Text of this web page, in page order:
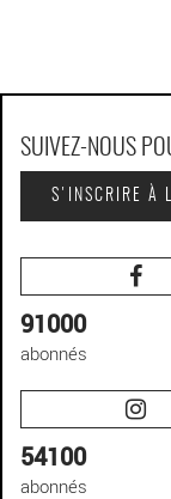
SUIVEZ-NOUS
S'INSCRIRE À
91000
abonnés
54100
abonnés